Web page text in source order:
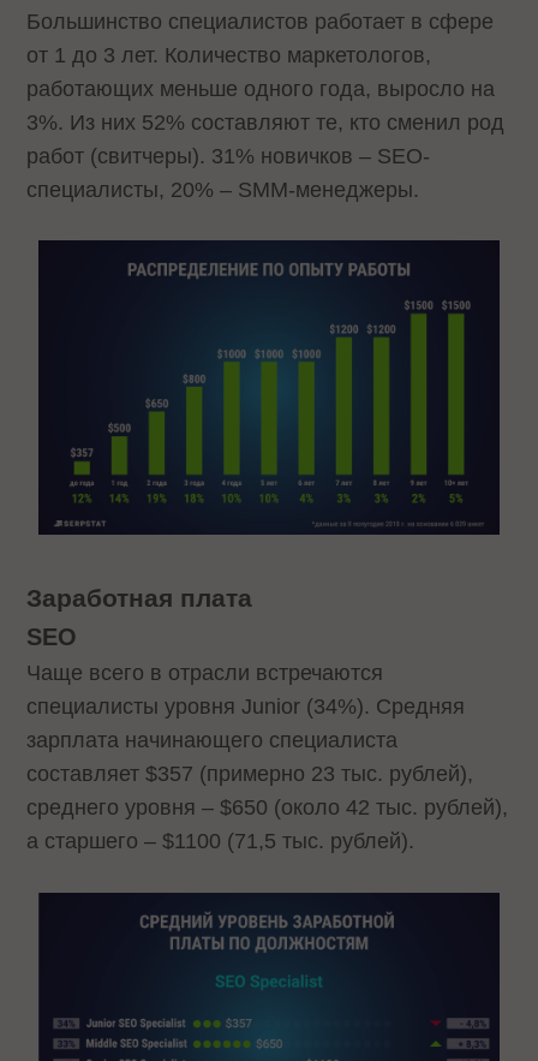
Большинство специалистов работает в сфере
от 1 до 3 лет. Количество маркетологов,
работающих меньше одного года, выросло на
3%. Из них 52% составляют те, кто сменил род
работ (свитчеры). 31% новичков – SEO-
специалисты, 20% – SMM-менеджеры.
Заработная плата
SEO
Чаще всего в отрасли встречаются
специалисты уровня Junior (34%). Средняя
зарплата начинающего специалиста
составляет $357 (примерно 23 тыс. рублей),
среднего уровня – $650 (около 42 тыс. рублей),
а старшего – $1100 (71,5 тыс. рублей).